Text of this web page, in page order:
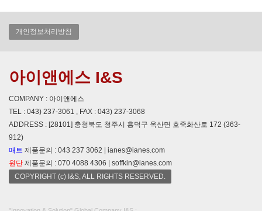
개인정보처리방침
아이앤에스 I&S
COMPANY : 아이앤에스
TEL : 043) 237-3061 , FAX : 043) 237-3068
ADDRESS : [28101] 충청북도 청주시 흥덕구 옥산면 호죽화산로 172 (363-
912)
매트 제품문의 : 043 237 3062 | ianes@ianes.com
원단 제품문의 : 070 4088 4306 | soffkin@ianes.com
COPYRIGHT (c) I&S, ALL RIGHTS RESERVED.